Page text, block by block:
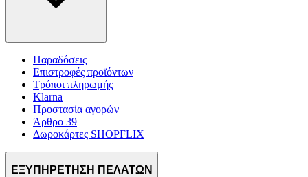
Παραδόσεις
Επιστροφές προϊόντων
Τρόποι πληρωμής
Klarna
Προστασία αγορών
Άρθρο 39
Δωροκάρτες SHOPFLIX
ΕΞΥΠΗΡΕΤΗΣΗ ΠΕΛΑΤΩΝ